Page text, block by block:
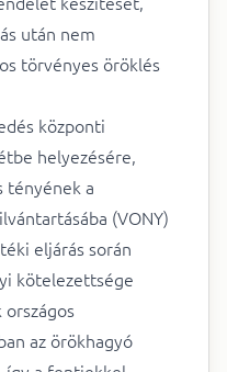
után nem
törvényes öröklés
központi
helyezésére,
tényének a
(VONY)
eljárás során
kötelezettsége
az örökhagyó